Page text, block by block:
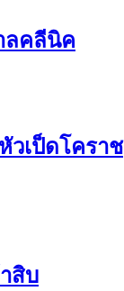
ลคลีนิค
วเป็ดโคราช
สิบ